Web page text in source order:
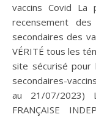
vaccins Covid La
recensement
secondaires des
VÉRITÉ tous les
site sécurisé
secondaires-
au 21/07/2023)
FRANÇAISE